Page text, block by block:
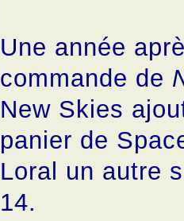
Une année
commande de
New Skies
panier de
Loral un autre
14.